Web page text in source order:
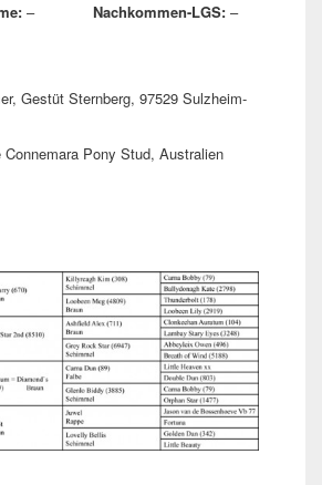
– Nachkommen-LGS: –
Gestüt Sternberg, 97529 Sulzheim-
Connemara Pony Stud, Australien